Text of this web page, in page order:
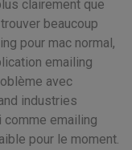
clairement que
beaucoup
pour mac normal,
emailing
avec
industries
emailing
pour le moment.